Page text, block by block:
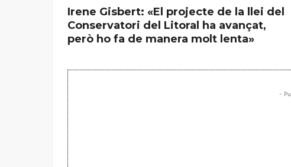
Irene Gisbert: «El projecte de la llei del
Conservatori del Litoral ha avançat,
però ho fa de manera molt lenta»
-